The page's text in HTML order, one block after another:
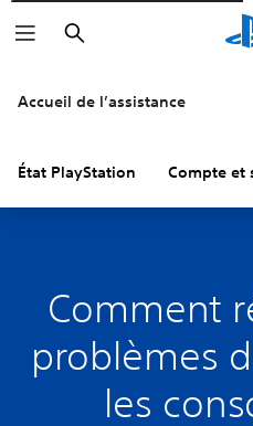
Rechercher
Accueil de l’assistance
État PlayStation Compte et
Comment
problèmes
les